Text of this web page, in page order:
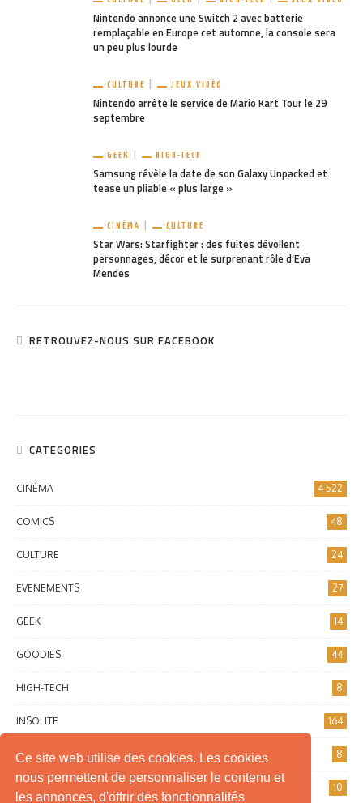
Ce site web utilise des cookies. Les cookies
nous permettent de personnaliser le contenu et
les annonces, d'offrir des fonctionnalités
Nintendo annonce une Switch 2 avec batterie
remplaçable en Europe cet automne, la console sera
un peu plus lourde
CULTURE JEUX VIDÉO
Nintendo arrête le service de Mario Kart Tour le 29
septembre
GEEK HIGH-TECH
Samsung révèle la date de son Galaxy Unpacked et
tease un pliable « plus large »
CINÉMA CULTURE
Star Wars: Starfighter : des fuites dévoilent
personnages, décor et le surprenant rôle d’Eva
Mendes
RETROUVEZ-NOUS SUR FACEBOOK
CATEGORIES
CINÉMA 4 522
COMICS 48
CULTURE 24
EVENEMENTS 27
GEEK 14
GOODIES 44
HIGH-TECH 8
INSOLITE 164
INTERNET 8
JEUX DE SOCIÉTÉ 10